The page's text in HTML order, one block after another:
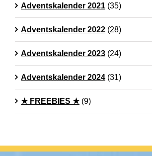
Adventskalender 2021 (35)
Adventskalender 2022 (28)
Adventskalender 2023 (24)
Adventskalender 2024 (31)
★ FREEBIES ★ (9)